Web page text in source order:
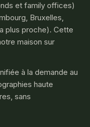
et family offices)
Bruxelles,
plus proche). Cette
maison sur
à la demande au
haute
sans